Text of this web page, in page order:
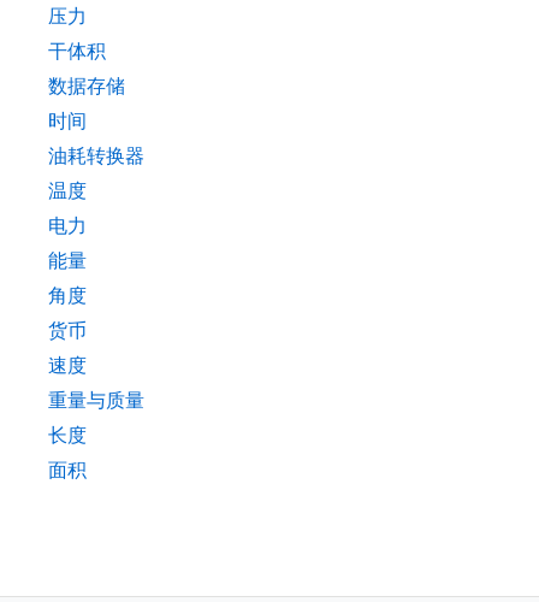
压力
干体积
数据存储
时间
油耗转换器
温度
电力
能量
角度
货币
速度
重量与质量
长度
面积